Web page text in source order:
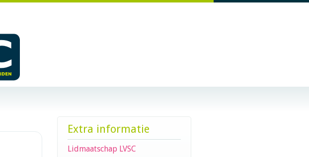
Extra informatie
Lidmaatschap LVSC